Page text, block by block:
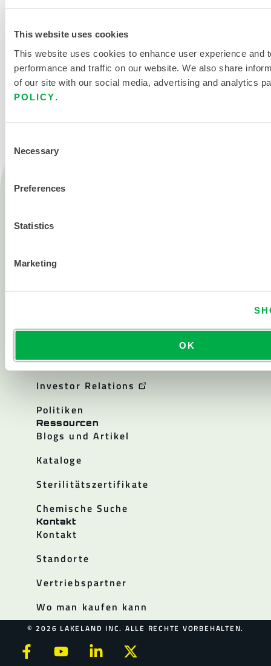
This website uses cookies
This website uses cookies to enhance user experience and
performance and traffic on our website. We also share
of our site with our social media, advertising and analytics
POLICY
Selection
Necessary
Preferences
Statistics
Marketing
OK
KONTAKT
Feuer
Alle Produkte
Karriere
Investor Relations
Politiken
Ressourcen
Blogs und Artikel
Kataloge
Sterilitätszertifikate
Chemische Suche
Kontakt
Kontakt
Standorte
Vertriebspartner
Wo man kaufen kann
© 2026 LAKELAND INC. ALLE RECHTE VORBEHALTEN.